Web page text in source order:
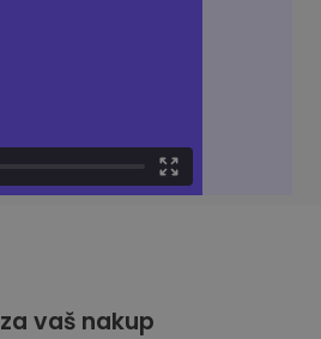
za vaš nakup